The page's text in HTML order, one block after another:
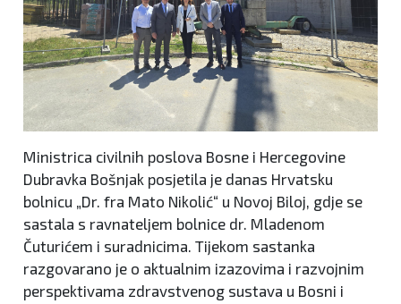
Ministrica civilnih poslova Bosne i Hercegovine
Dubravka Bošnjak posjetila je danas Hrvatsku
bolnicu „Dr. fra Mato Nikolić“ u Novoj Biloj, gdje se
sastala s ravnateljem bolnice dr. Mladenom
Čuturićem i suradnicima. Tijekom sastanka
razgovarano je o aktualnim izazovima i razvojnim
perspektivama zdravstvenog sustava u Bosni i